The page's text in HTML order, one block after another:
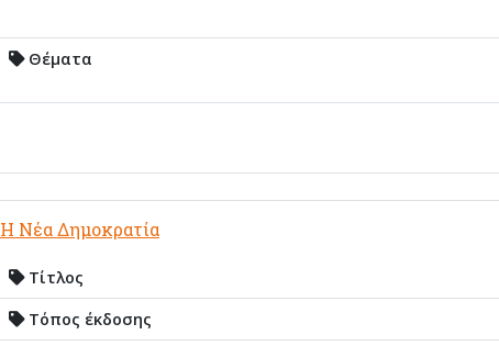
Θέματα
Η Νέα Δημοκρατία
Τίτλος
Τόπος έκδοσης